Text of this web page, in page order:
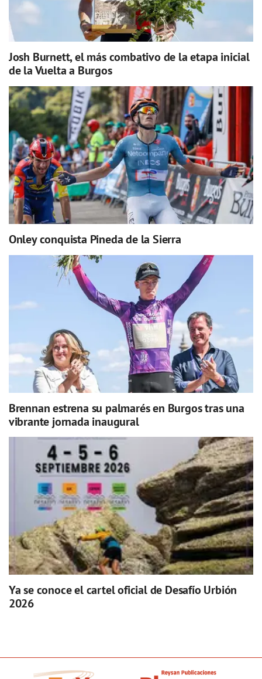
Josh Burnett, el más combativo de la etapa inicial
de la Vuelta a Burgos
Onley conquista Pineda de la Sierra
Brennan estrena su palmarés en Burgos tras una
vibrante jornada inaugural
Ya se conoce el cartel oficial de Desafío Urbión
2026